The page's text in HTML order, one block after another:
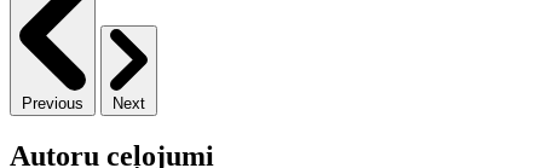
Previous Next
Autoru ceļojumi